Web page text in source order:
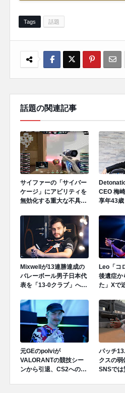
Tags 話題
話題の関連記事
サイファーの「サイバー
ケージ」にアビリティを
無効化する重大な不具合
vs GEでも発生
CEO 梅
享年43歳
Mixwellが13連勝達成の
バレーボール男子日本代
表を「13-0クラブ」へ招
で日本代表活躍中
Leo「コ
後遺症か
た」Xで
元GEのpolviが
VALORANTの競技シー
ンから引退、CS2への移
パッチ
クスの弱
SNSでは